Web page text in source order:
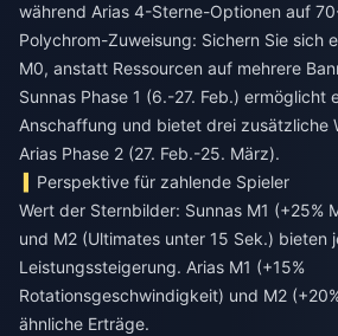
während Arias 4-Sterne-Optionen auf
Polychrom-Zuweisung: Sichern Sie sich
M0, anstatt Ressourcen auf mehrere
Sunnas Phase 1 (6.-27. Feb.) ermöglicht
Anschaffung und bietet drei zusätzliche
Arias Phase 2 (27. Feb.-25. März).
Perspektive für zahlende Spieler
Wert der Sternbilder: Sunnas M1 (+25%
und M2 (Ultimates unter 15 Sek.) bieten
Leistungssteigerung. Arias M1 (+15%
Rotationsgeschwindigkeit) und M2
ähnliche Erträge.